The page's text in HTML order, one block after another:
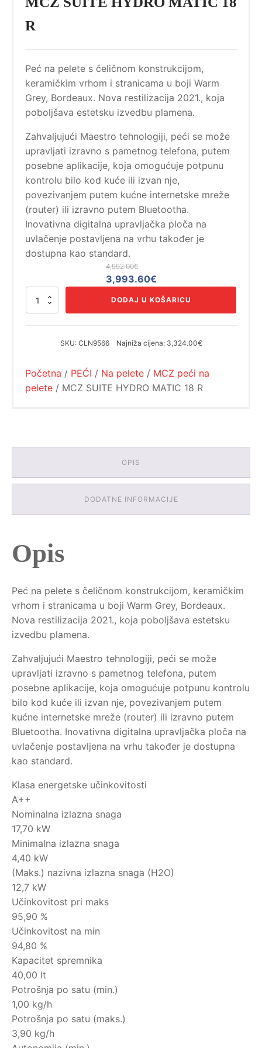
R
Peć na pelete s čeličnom konstrukcijom,
keramičkim vrhom i stranicama u boji Warm
Grey, Bordeaux. Nova restilizacija 2021., koja
poboljšava estetsku izvedbu plamena.
Zahvaljujući Maestro tehnologiji, peći se može
upravljati izravno s pametnog telefona, putem
posebne aplikacije, koja omogućuje potpunu
kontrolu bilo kod kuće ili izvan nje,
povezivanjem putem kućne internetske mreže
(router) ili izravno putem Bluetootha.
Inovativna digitalna upravljačka ploča na
uvlačenje postavljena na vrhu također je
dostupna kao standard.
4,992.00€
Izvorna
4,992.00€.
3,993.60€Trenutna
cijena
MCZ
DODAJ U KOŠARICU
SKU: CLN9566 Najniža cijena: 3,324.00€
Početna / PEĆI / Na pelete / MCZ peći na
pelete / MCZ SUITE HYDRO MATIC 18 R
OPIS
DODATNE INFORMACIJE
Opis
Peć na pelete s čeličnom konstrukcijom, keramičkim
vrhom i stranicama u boji Warm Grey, Bordeaux.
Nova restilizacija 2021., koja poboljšava estetsku
izvedbu plamena.
Zahvaljujući Maestro tehnologiji, peći se može
upravljati izravno s pametnog telefona, putem
posebne aplikacije, koja omogućuje potpunu kontrolu
bilo kod kuće ili izvan nje, povezivanjem putem
kućne internetske mreže (router) ili izravno putem
Bluetootha. Inovativna digitalna upravljačka ploča na
uvlačenje postavljena na vrhu također je dostupna
kao standard.
Klasa energetske učinkovitosti
A++
Nominalna izlazna snaga
17,70 kW
Minimalna izlazna snaga
4,40 kW
(Maks.) nazivna izlazna snaga (H2O)
12,7 kW
Učinkovitost pri maks
95,90 %
Učinkovitost na min
94,80 %
Kapacitet spremnika
40,00 lt
Potrošnja po satu (min.)
1,00 kg/h
Potrošnja po satu (maks.)
3,90 kg/h